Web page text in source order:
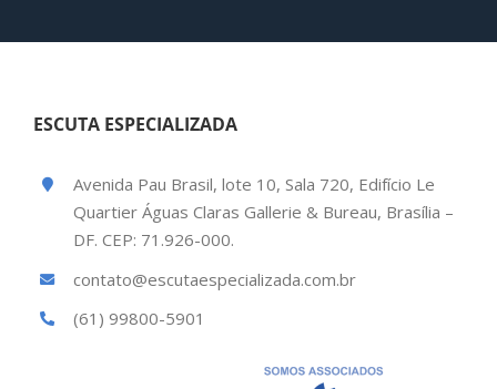
ESCUTA ESPECIALIZADA
Avenida Pau Brasil, lote 10, Sala 720, Edifício Le
Quartier Águas Claras Gallerie & Bureau, Brasília –
DF. CEP: 71.926-000.
contato@escutaespecializada.com.br
(61) 99800-5901